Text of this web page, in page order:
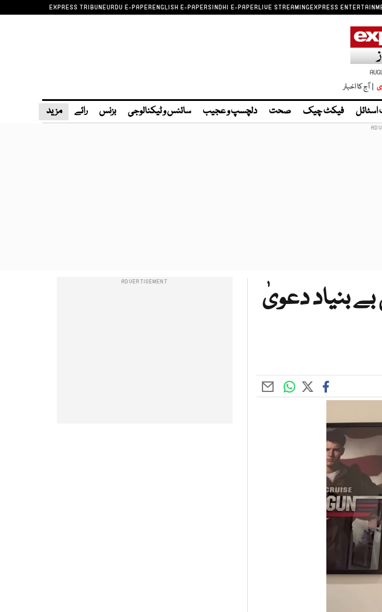
EXPRESS TRIBUNEURDU E-PAPERENGLISH E-PAPERSINDHI E-PAPERLIVE STREAMINGEXPRESS
| آج کا اخبار
اسٹائل فیکٹ چیک صحت دلچسپ و عجیب سائنس و ٹیکنالوجی بزنس رائے مزید
بنیاد دعویٰ